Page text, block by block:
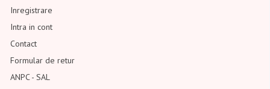
Inregistrare
Intra in cont
Contact
Formular de retur
ANPC - SAL